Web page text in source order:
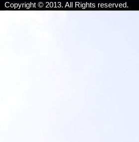
Copyright © 2013. All Rights reserved.